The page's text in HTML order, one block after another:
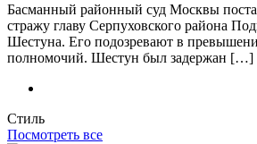
Басманный районный суд Москвы
стражу главу Серпуховского района
Шестуна. Его подозревают в
полномочий. Шестун был задержан […]
Стиль
Посмотреть все